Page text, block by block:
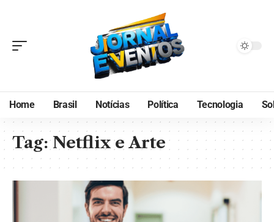
Home Brasil Notícias Política Tecnologia
Tag:Netflix e Arte